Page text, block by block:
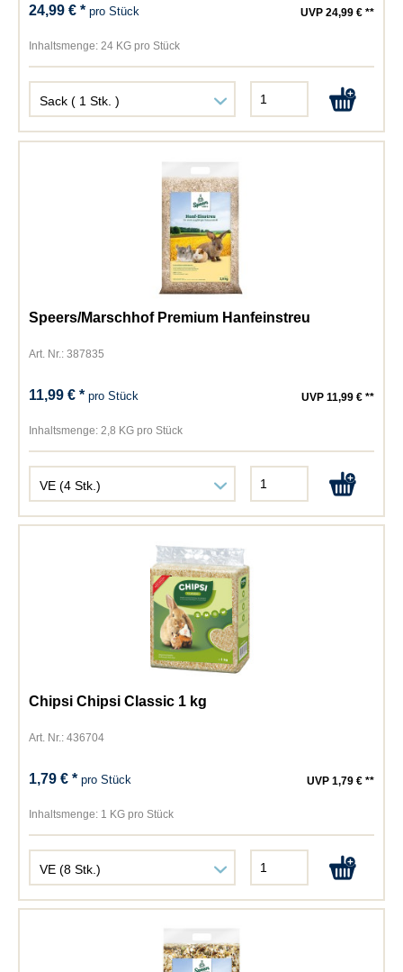
24,99 € *pro Stück UVP 24,99 € **
Inhaltsmenge: 24 KG pro Stück
Speers/Marschhof Premium Hanfeinstreu
Art. Nr.: 387835
11,99 € *pro Stück UVP 11,99 € **
Inhaltsmenge: 2,8 KG pro Stück
Chipsi Chipsi Classic 1 kg
Art. Nr.: 436704
1,79 € *pro Stück UVP 1,79 € **
Inhaltsmenge: 1 KG pro Stück